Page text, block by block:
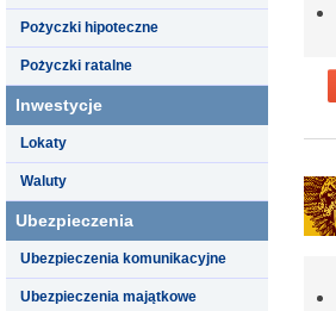
Pożyczki hipoteczne
Pożyczki ratalne
Inwestycje
Lokaty
Waluty
Ubezpieczenia
Ubezpieczenia komunikacyjne
Ubezpieczenia majątkowe